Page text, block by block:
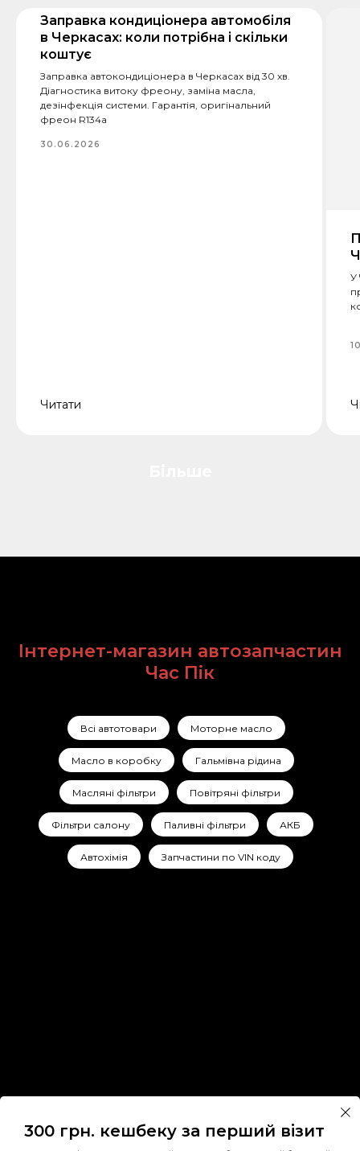
Заправка кондиціонера автомобіля
в Черкасах: коли потрібна і скільки
коштує
Заправка автокондиціонера в Черкасах від 30 хв.
Діагностика витоку фреону, заміна масла,
дезінфекція системи. Гарантія, оригінальний
фреон R134a
30.06.2026
Читати
У
Інтернет-магазин автозапчастин
Час Пік
Всі автотовари Моторне масло
Масло в коробку Гальмівна рідина
Масляні фільтри Повітряні фільтри
Фільтри салону Паливні фільтри АКБ
Автохімія Запчастини по VIN коду
300 грн. кешбеку за перший візит